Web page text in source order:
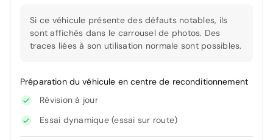
Si ce véhicule présente des défauts notables, ils
sont affichés dans le carrousel de photos. Des
traces liées à son utilisation normale sont possibles.
Préparation du véhicule en centre de reconditionnement
Révision à jour
Essai dynamique (essai sur route)